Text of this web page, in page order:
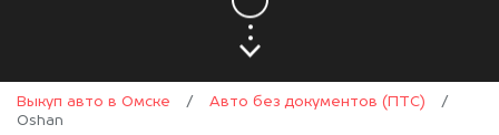
Выкуп авто в Омске / Авто без документов (ПТС)
/
Oshan